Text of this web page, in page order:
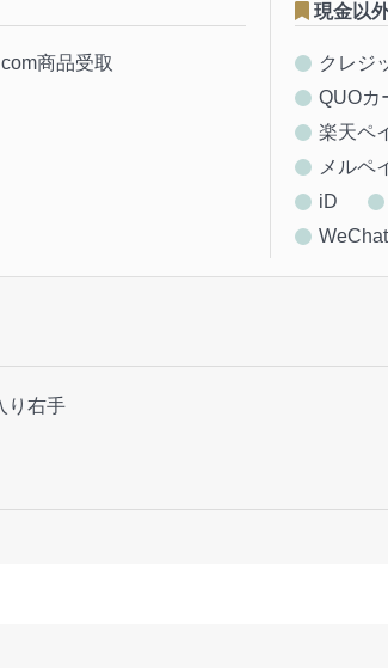
商品受取
現金以
クレジ
QUOカ
楽天ペ
メルペ
iD
り右手